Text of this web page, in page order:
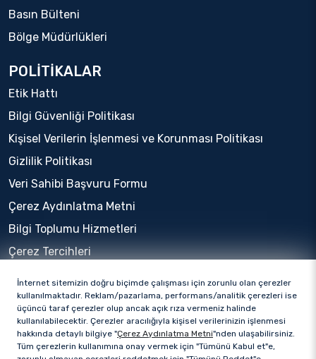
Basın Bülteni
Bölge Müdürlükleri
POLİTİKALAR
Etik Hattı
Bilgi Güvenliği Politikası
Kişisel Verilerin İşlenmesi ve Korunması Politikası
Gizlilik Politikası
Veri Sahibi Başvuru Formu
Çerez Aydınlatma Metni
Bilgi Toplumu Hizmetleri
Çerez Tercihleri
İnternet sitemizin doğru biçimde çalışması için zorunlu olan çerezler
kullanılmaktadır. Reklam/pazarlama, performans/analitik çerezleri ise
üçüncü taraf çerezler olup ancak açık rıza vermeniz halinde
kullanılabilecektir. Çerezler aracılığıyla kişisel verilerinizin işlenmesi
hakkında detaylı bilgiye "Çerez Aydınlatma Metni"nden ulaşabilirsiniz.
Tüm çerezlerin kullanımına onay vermek için "Tümünü Kabul et"e,